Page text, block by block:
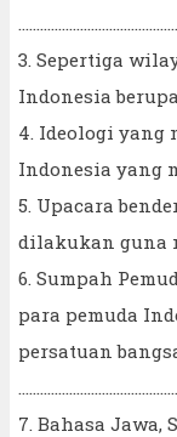
3. Sepertiga
Indonesia
4. Ideologi yang
Indonesia yang
5. Upacara
dilakukan guna
6. Sumpah
para pemuda
persatuan
7. Bahasa Jawa,